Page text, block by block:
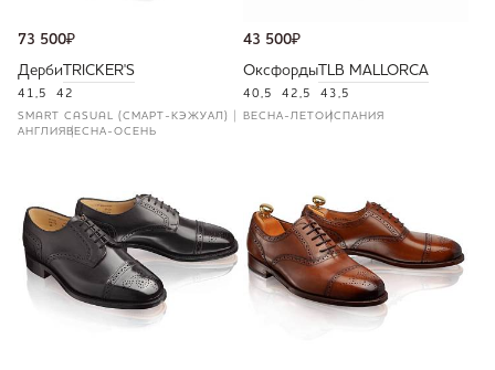
73 500₽
Дерби TRICKER'S
41,5 42
SMART CASUAL (СМАРТ-КЭЖУАЛ)
АНГЛИЯ ВЕСНА-ОСЕНЬ
43 500₽
Оксфорды TLB MALLORCA
40,5 42,5 43,5
ВЕСНА-ЛЕТО ИСПАНИЯ